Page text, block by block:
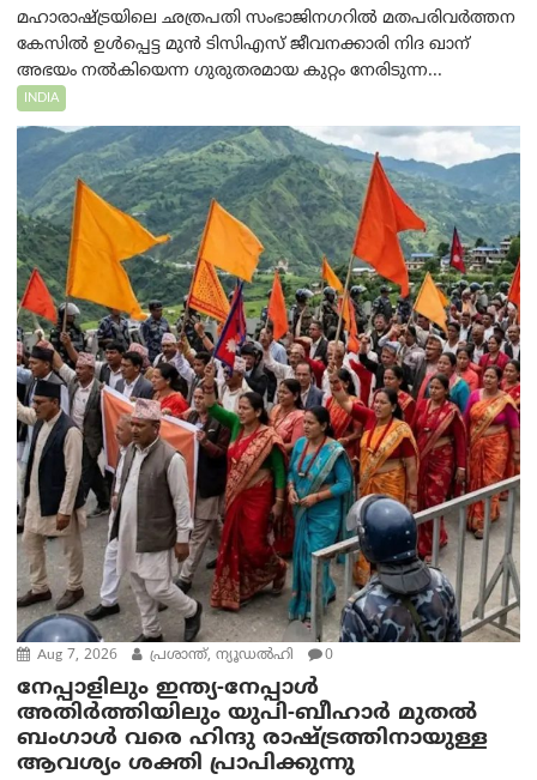
മഹാരാഷ്ട്രയിലെ ഛത്രപതി സംഭാജിനഗറിൽ മതപരിവർത്തന
കേസിൽ ഉൾപ്പെട്ട മുൻ ടിസിഎസ് ജീവനക്കാരി നിദ ഖാന്
അഭയം നൽകിയെന്ന ഗുരുതരമായ കുറ്റം നേരിടുന്ന...
INDIA
Aug 7, 2026 പ്രശാന്ത്, ന്യൂഡല്‍ഹി 0
നേപ്പാളിലും ഇന്ത്യ-നേപ്പാൾ
അതിർത്തിയിലും യുപി-ബീഹാർ മുതൽ
ബംഗാൾ വരെ ഹിന്ദു രാഷ്ട്രത്തിനായുള്ള
ആവശ്യം ശക്തി പ്രാപിക്കുന്നു